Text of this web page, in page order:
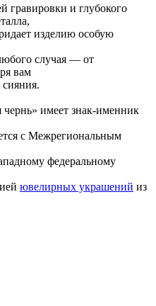
и глубокого
изделию особую
случая — от
вам
имеет знак-именник
с Межрегиональным
федеральному
ювелирных украшений из